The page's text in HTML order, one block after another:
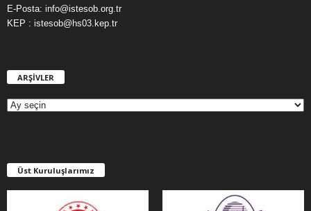
E-Posta: info@istesob.org.tr
KEP : istesob@hs03.kep.tr
ARŞİVLER
E
R
Üst Kuruluşlarımız